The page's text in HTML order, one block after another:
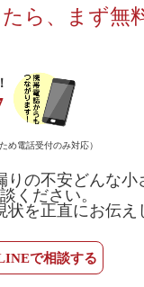
ら、まず無
め電話受付のみ対応）
りの不安どんな小
ください。
状を正直にお伝え
で相談する